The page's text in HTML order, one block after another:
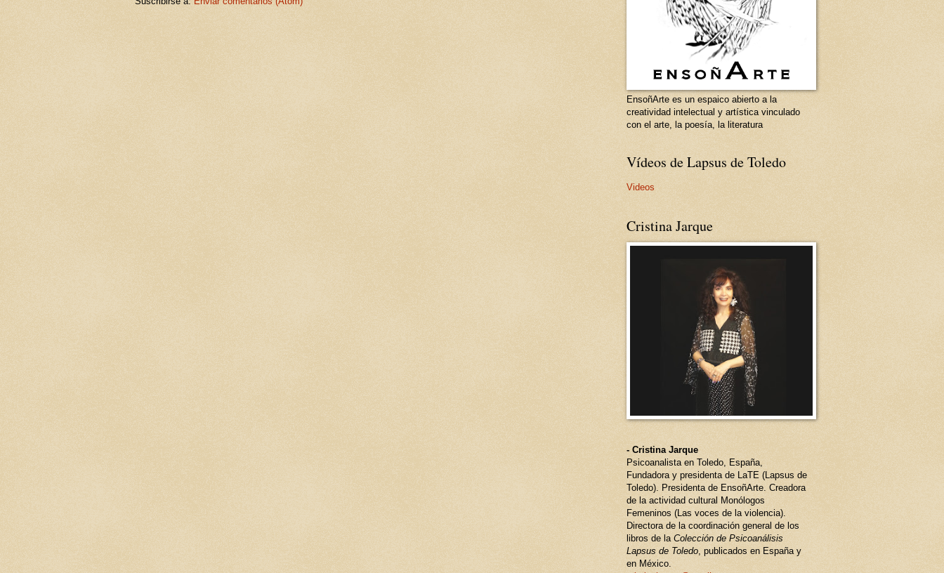
EnsoñArte es un espaico abierto a la
creatividad intelectual y artística vinculado
con el arte, la poesía, la literatura
Vídeos de Lapsus de Toledo
Videos
Cristina Jarque
- Cristina Jarque
Psicoanalista en Toledo, España,
Fundadora y presidenta de LaTE (Lapsus de
Toledo). Presidenta de EnsoñArte. Creadora
de la actividad cultural Monólogos
Femeninos (Las voces de la violencia).
Directora de la coordinación general de los
libros de la Colección de Psicoanálisis
Lapsus de Toledo, publicados en España y
en México.